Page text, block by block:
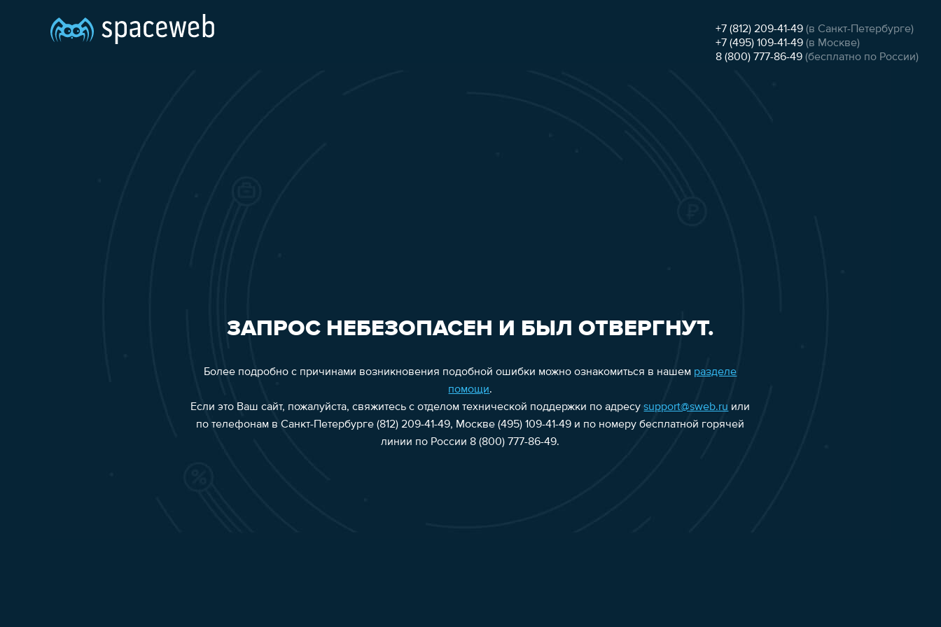
+7 (812) 209-41-49 (в Санкт-Петербурге)
+7 (495) 109-41-49 (в Москве)
8 (800) 777-86-49 (бесплатно по России)
ЗАПРОС НЕБЕЗОПАСЕН И БЫЛ ОТВЕРГНУТ.
Более подробно с причинами возникновения подобной ошибки можно ознакомиться в нашем разделе
помощи.
Если это Ваш сайт, пожалуйста, свяжитесь с отделом технической поддержки по адресуsupport@sweb.ru или
по телефонам в Санкт-Петербурге (812) 209-41-49, Москве (495) 109-41-49 и по номеру бесплатной горячей
линии по России 8 (800) 777-86-49.